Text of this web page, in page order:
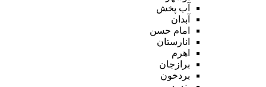
آب پخش
آبدان
امام حسن
انارستان
اهرم
برازجان
بردخون